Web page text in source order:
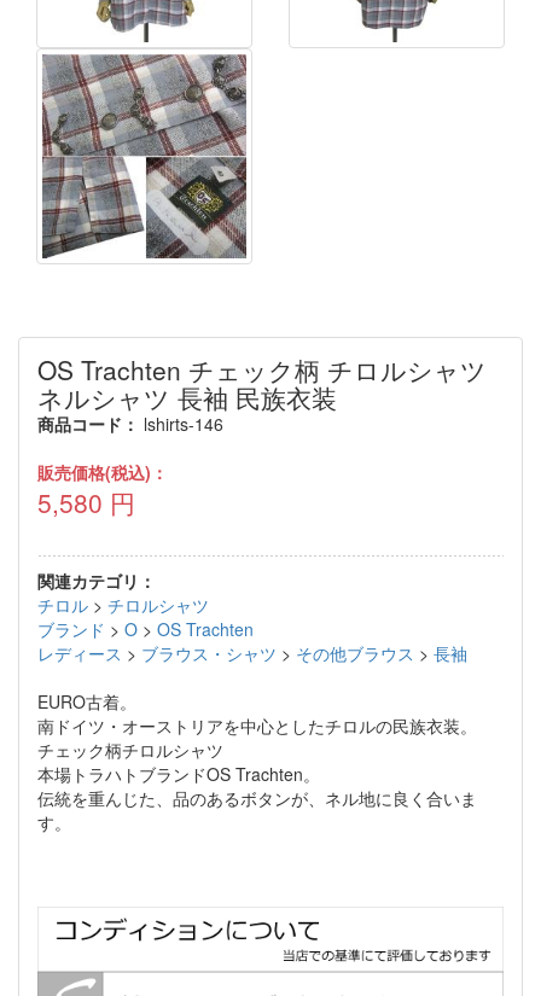
OS Trachten チェック柄 チロルシャツ
ネルシャツ 長袖 民族衣装
商品コード： lshirts-146
販売価格(税込)：
5,580 円
関連カテゴリ：
チロル > チロルシャツ
ブランド > O > OS Trachten
レディース > ブラウス・シャツ > その他ブラウス > 長袖
EURO古着。
南ドイツ・オーストリアを中心としたチロルの民族衣装。
チェック柄チロルシャツ
本場トラハトブランドOS Trachten。
伝統を重んじた、品のあるボタンが、ネル地に良く合いま
す。